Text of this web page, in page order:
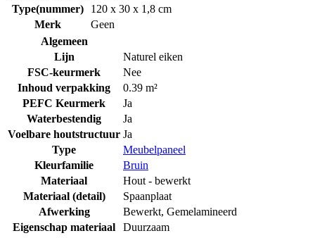
Type(nummer)
120 x 30 x 1,8 cm
Merk
Geen
Algemeen
Lijn
Naturel eiken
FSC-keurmerk
Nee
Inhoud verpakking
0.39 m²
PEFC Keurmerk
Ja
Waterbestendig
Ja
Voelbare houtstructuur Ja
Type
Meubelpaneel
Kleurfamilie
Bruin
Materiaal
Hout - bewerkt
Materiaal (detail)
Spaanplaat
Afwerking
Bewerkt, Gemelamineerd
Eigenschap materiaal
Duurzaam